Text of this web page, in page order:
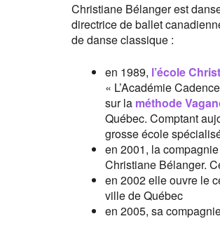
Christiane Bélanger est
directrice de ballet
de danse classique :
en 1989, l’école
« L’Académie
sur la méthode
Québec. Comptant
grosse école
en 2001, la
Christiane Bélanger.
en 2002 elle ouvre le
ville de Québec
en 2005, sa